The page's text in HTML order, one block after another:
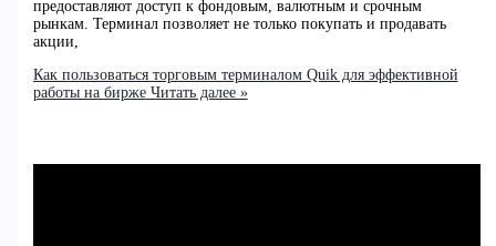
предоставляют доступ к фондовым, валютным и срочным
рынкам. Терминал позволяет не только покупать и продавать
акции,
Как пользоваться торговым терминалом Quik для эффективной
работы на биржеЧитать далее »